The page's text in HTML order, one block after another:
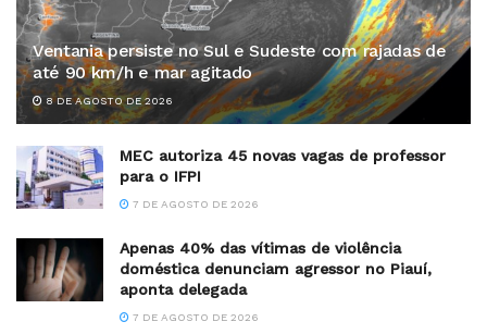
Ventania persiste no Sul e Sudeste com rajadas de
até 90 km/h e mar agitado
8 DE AGOSTO DE 2026
MEC autoriza 45 novas vagas de professor
para o IFPI
7 DE AGOSTO DE 2026
Apenas 40% das vítimas de violência
doméstica denunciam agressor no Piauí,
aponta delegada
7 DE AGOSTO DE 2026